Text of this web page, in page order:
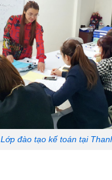
Lớp đào tạo kế toán tại